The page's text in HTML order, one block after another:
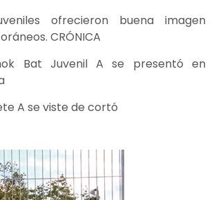
ofrecieron buena imagen
CRÓNICA
Bat Juvenil A se presentó en
A se viste de cortó